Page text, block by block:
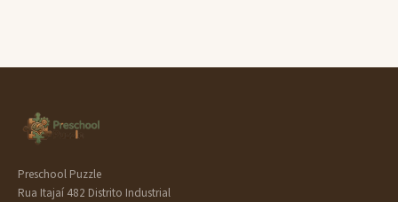
Preschool Puzzle
Rua Itajaí 482 Distrito Industrial